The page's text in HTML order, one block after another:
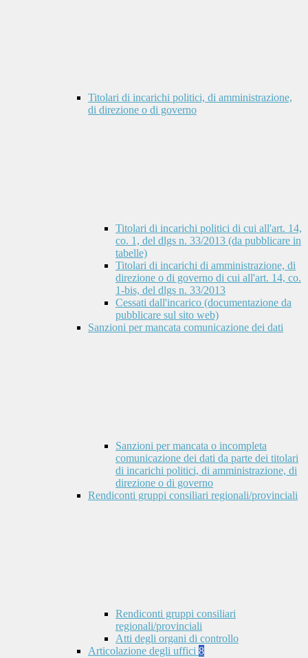
Titolari di incarichi politici, di amministrazione,
di direzione o di governo
Titolari di incarichi politici di cui all'art. 14,
co. 1, del dlgs n. 33/2013 (da pubblicare in
tabelle)
Titolari di incarichi di amministrazione, di
direzione o di governo di cui all'art. 14, co.
1-bis, del dlgs n. 33/2013
Cessati dall'incarico (documentazione da
pubblicare sul sito web)
Sanzioni per mancata comunicazione dei dati
Sanzioni per mancata o incompleta
comunicazione dei dati da parte dei titolari
di incarichi politici, di amministrazione, di
direzione o di governo
Rendiconti gruppi consiliari regionali/provinciali
Rendiconti gruppi consiliari
regionali/provinciali
Atti degli organi di controllo
Articolazione degli uffici 8